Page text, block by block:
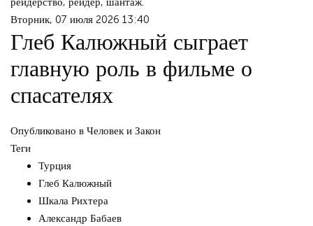
Вторник, 07 июля 2026 13:40
Глеб Калюжный сыграет
главную роль в фильме о
спасателях
Опубликовано в Человек и Закон
Теги
Турция
Глеб Калюжный
Шкала Рихтера
Александр Бабаев